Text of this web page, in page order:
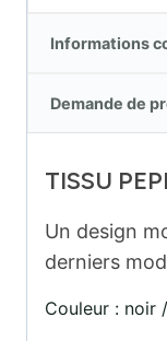
Informations
Demande de
TISSU
Un design
derniers
Couleur : noir